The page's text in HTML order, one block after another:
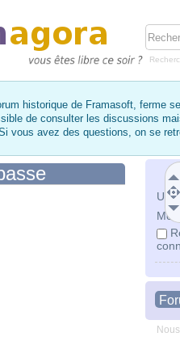
historique de Framasoft, ferme
de consulter les discussions
vous avez des questions, on se
Mot